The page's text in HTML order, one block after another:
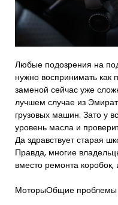
Любые подозрения на
нужно воспринимать как
заменой сейчас уже
лучшем случае из
грузовых машин. Зато у
уровень масла и
Да здравствует старая
Правда, многие
вместо ремонта коробок,
МоторыОбщие проблемы